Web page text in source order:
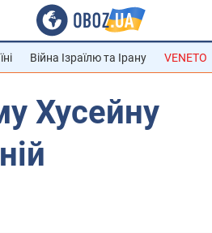
Війна Ізраїлю та Ірану VENETO
Хусейну